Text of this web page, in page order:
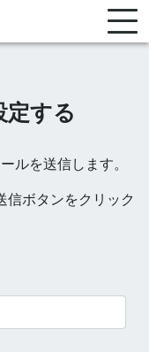
定する
ルを送信します。
信ボタンをクリック